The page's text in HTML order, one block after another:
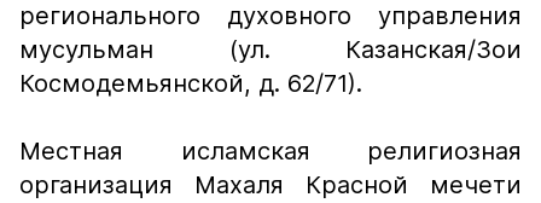
регионального духовного управления
мусульман (ул. Казанская/Зои
Космодемьянской, д. 62/71).
Местная исламская религиозная
организация Махаля Красной мечети